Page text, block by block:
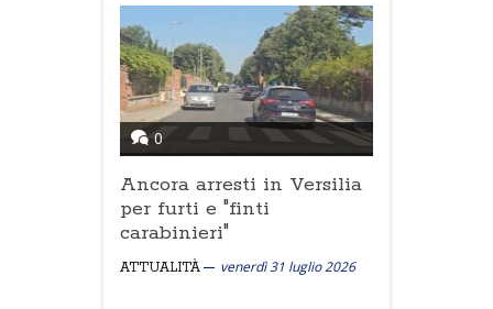
0
Ancora arresti in Versilia
per furti e "finti
carabinieri"
ATTUALITÀ venerdì 31 luglio 2026